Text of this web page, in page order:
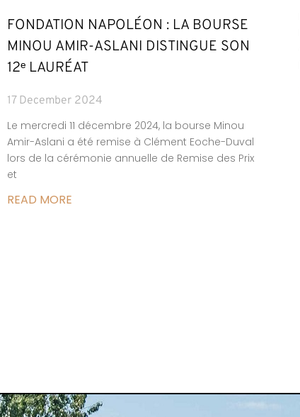
FONDATION NAPOLÉON : LA BOURSE
MINOU AMIR-ASLANI DISTINGUE SON
12ᵉ LAURÉAT
17 December 2024
Le mercredi 11 décembre 2024, la bourse Minou
Amir-Aslani a été remise à Clément Eoche-Duval
lors de la cérémonie annuelle de Remise des Prix
et
READ MORE